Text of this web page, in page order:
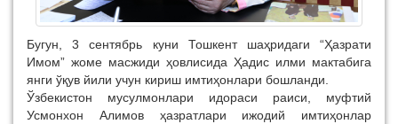
Бугун, 3 сентябрь куни Тошкент шаҳридаги “Ҳазрати
Имом” жоме масжиди ҳовлисида Ҳадис илми мактабига
янги ўқув йили учун кириш имтиҳонлари бошланди.
Ўзбекистон мусулмонлари идораси раиси, муфтий
Усмонхон Алимов ҳазратлари ижодий имтиҳонлар